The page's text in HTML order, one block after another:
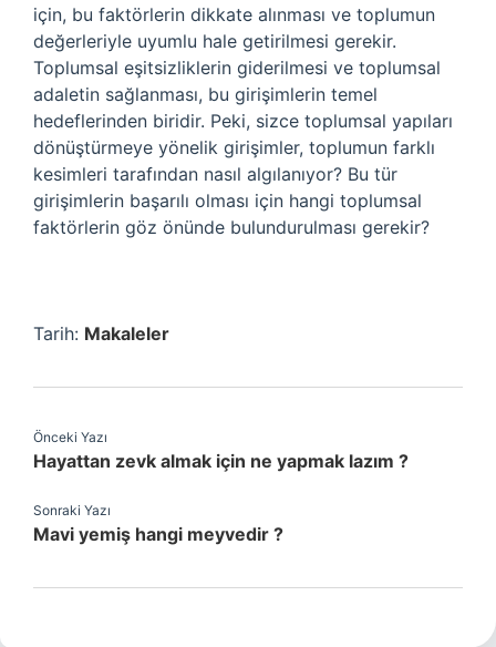
için, bu faktörlerin dikkate alınması ve toplumun
değerleriyle uyumlu hale getirilmesi gerekir.
Toplumsal eşitsizliklerin giderilmesi ve toplumsal
adaletin sağlanması, bu girişimlerin temel
hedeflerinden biridir. Peki, sizce toplumsal yapıları
dönüştürmeye yönelik girişimler, toplumun farklı
kesimleri tarafından nasıl algılanıyor? Bu tür
girişimlerin başarılı olması için hangi toplumsal
faktörlerin göz önünde bulundurulması gerekir?
Tarih: Makaleler
Önceki Yazı
Hayattan zevk almak için ne yapmak lazım ?
Sonraki Yazı
Mavi yemiş hangi meyvedir ?